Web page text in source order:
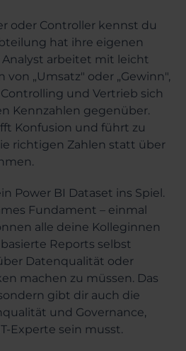
oder Controller kennst du
hat ihre eigenen
Analyst arbeitet mit leicht
„Umsatz" oder „Gewinn",
und Vertrieb sich
Kennzahlen gegenüber.
Konfusion und führt zu
richtigen Zahlen statt über
Power BI Dataset ins Spiel.
Fundament – einmal
alle deine Kolleginnen
Reports selbst
Datenqualität oder
machen zu müssen. Das
gibt dir auch die
und Governance,
Experte sein musst.